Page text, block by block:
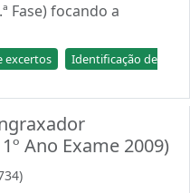
Fase) focando a
excertos
Identificação de
Ano Exame 2009)